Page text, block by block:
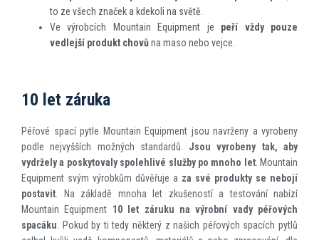
to ze všech značek a kdekoli na světě.
Ve výrobcích Mountain Equipment je peří vždy pouze
vedlejší produkt chovůna maso nebo vejce.
10 let záruka
Péřové spací pytle Mountain Equipment jsou navrženy a vyrobeny
podle nejvyšších možných standardů. Jsou vyrobeny tak, aby
vydržely a poskytovaly spolehlivé služby po mnoho let. Mountain
Equipment svým výrobkům důvěřuje a za své produkty se nebojí
postavit . Na základě mnoha let zkušeností a testování nabízí
Mountain Equipment 10 let záruku na výrobní vady péřových
spacáku . Pokud by ti tedy některý z našich péřových spacích pytlů